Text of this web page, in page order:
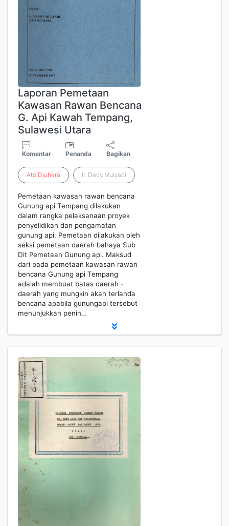
Laporan Pemetaan
Kawasan Rawan Bencana
G. Api Kawah Tempang,
Sulawesi Utara
Komentar Penanda Bagikan
Ato Djuhara Ir. Dedy Mulyadi
Pemetaan kawasan rawan bencana
Gunung api Tempang dilakukan
dalam rangka pelaksanaan proyek
penyelidikan dan pengamatan
gunung api. Pemetaan dilakukan oleh
seksi pemetaan daerah bahaya Sub
Dit Pemetaan Gunung api. Maksud
dari pada pemetaan kawasan rawan
bencana Gunung api Tempang
adalah membuat batas daerah -
daerah yang mungkin akan terlanda
bencana apabila gunungapi tersebut
menunjukkan penin…